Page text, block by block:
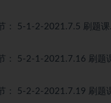
： 5-1-2-2021.7.5 刷题课
： 5-2-1-2021.7.16 刷题
： 5-2-2-2021.7.19 刷题